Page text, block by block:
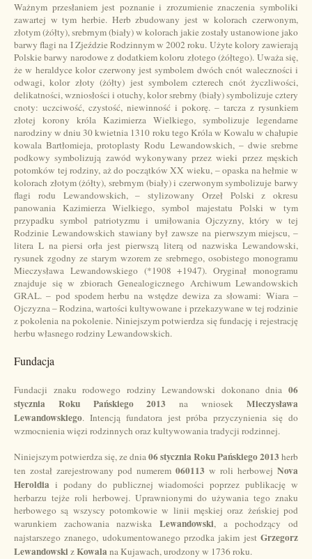
Ważnym przesłaniem jest poznanie i zrozumienie znaczenia symboliki
zawartej w tym herbie. Herb zbudowany jest w kolorach czerwonym,
złotym (żółty), srebrnym (biały) w kolorach jakie zostały ustanowione jako
barwy flagi na I Zjeździe Rodzinnym w 2002 roku. Użyte kolory zawierają
Polskie barwy narodowe z dodatkiem koloru złotego (żółtego). Uważa się,
że w heraldyce kolor czerwony jest symbolem dwóch cnót waleczności i
odwagi, kolor złoty (żółty) jest symbolem czterech cnót życzliwości,
delikatności, wzniosłości i otuchy, kolor srebrny (biały) symbolizuje cztery
cnoty: uczciwość, czystość, niewinność i pokorę. – tarcza z rysunkiem
złotej korony króla Kazimierza Wielkiego, symbolizuje legendarne
narodziny w dniu 30 kwietnia 1310 roku tego Króla w Kowalu w chałupie
kowala Bartłomieja, protoplasty Rodu Lewandowskich, – dwie srebrne
podkowy symbolizują zawód wykonywany przez wieki przez męskich
potomków tej rodziny, aż do początków XX wieku, – opaska na hełmie w
kolorach złotym (żółty), srebrnym (biały) i czerwonym symbolizuje barwy
flagi rodu Lewandowskich, – stylizowany Orzeł Polski z okresu
panowania Kazimierza Wielkiego, symbol majestatu Polski w tym
przypadku symbol patriotyzmu i umiłowania Ojczyzny, który w tej
Rodzinie Lewandowskich stawiany był zawsze na pierwszym miejscu, –
litera L na piersi orła jest pierwszą literą od nazwiska Lewandowski,
rysunek zgodny ze starym wzorem ze srebrnego, osobistego monogramu
Mieczysława Lewandowskiego (*1908 +1947). Oryginał monogramu
znajduje się w zbiorach Genealogicznego Archiwum Lewandowskich
GRAL. – pod spodem herbu na wstędze dewiza za słowami: Wiara –
Ojczyzna – Rodzina, wartości kultywowane i przekazywane w tej rodzinie
z pokolenia na pokolenie. Niniejszym potwierdza się fundację i rejestrację
herbu własnego rodziny Lewandowskich.
Fundacja
Fundacji znaku rodowego rodziny Lewandowski dokonano dnia 06
stycznia Roku Pańskiego 2013 na wniosek Mieczysława
Lewandowskiego. Intencją fundatora jest próba przyczynienia się do
wzmocnienia więzi rodzinnych oraz kultywowania tradycji rodzinnej.
Niniejszym potwierdza się, ze dnia06 stycznia Roku Pańskiego 2013 herb
ten został zarejestrowany pod numerem 060113 w roli herbowej Nova
Heroldia i podany do publicznej wiadomości poprzez publikację w
herbarzu tejże roli herbowej. Uprawnionymi do używania tego znaku
herbowego są wszyscy potomkowie w linii męskiej oraz żeńskiej pod
warunkiem zachowania nazwiska Lewandowski, a pochodzący od
najstarszego znanego, udokumentowanego przodka jakim jest Grzegorz
Lewandowski zKowalana Kujawach, urodzony w 1736 roku.